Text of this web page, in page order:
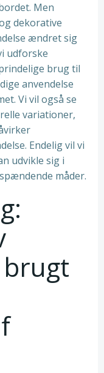
Men
dekorative
ændret sig
udforske
brug til
anvendelse
Vi vil også se
variationer,
Endelig vil vi
udvikle sig i
måder.